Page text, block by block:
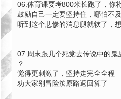
06.体育课要考800米长跑了，你
鼓励自己一定要坚持住，哪怕
听到这个悲惨的消息腿就软了，
07.周末跟几个死党去传说中的鬼
？
觉得更刺激了，坚持走完全全程
劝大家别冒险按原路返回算了